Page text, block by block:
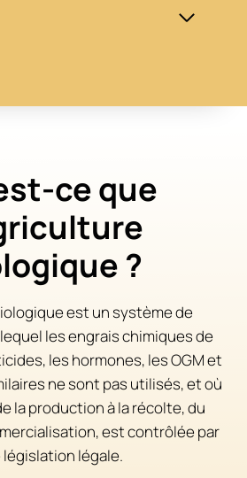
ce que
?
est un système de
les engrais chimiques de
les hormones, les OGM et
ne sont pas utilisés, et où
la production à la récolte, du
est contrôlée par
législation légale.